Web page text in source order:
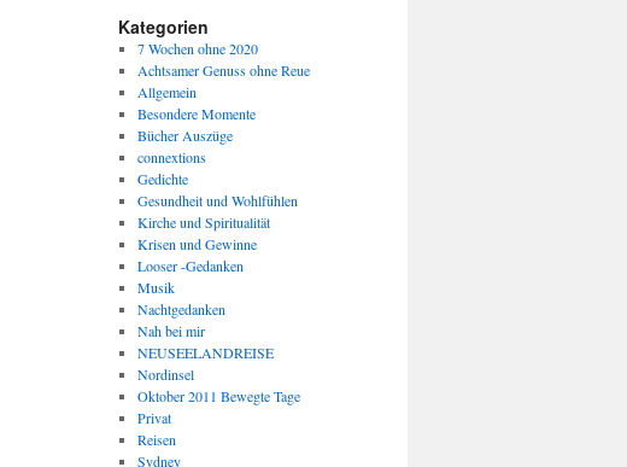
Kategorien
7 Wochen ohne 2020
Achtsamer Genuss ohne Reue
Allgemein
Besondere Momente
Bücher Auszüge
connextions
Gedichte
Gesundheit und Wohlfühlen
Kirche und Spiritualität
Krisen und Gewinne
Looser -Gedanken
Musik
Nachtgedanken
Nah bei mir
NEUSEELANDREISE
Nordinsel
Oktober 2011 Bewegte Tage
Privat
Reisen
Sydney